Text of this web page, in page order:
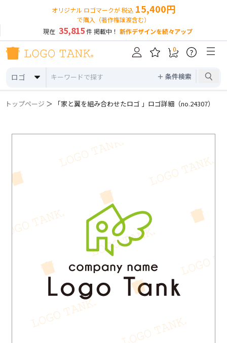
オリジナル ロゴマークが 税込 15,400円
で購入（著作権譲渡含む）
現在 35,815件 掲載中！ 新作デザインを続々アップ
ロゴ ＋ 条件検索
0 ?
トップページ ＞ 「家と翼を組み合わせたロゴ 」ロゴ詳細（no.24307）